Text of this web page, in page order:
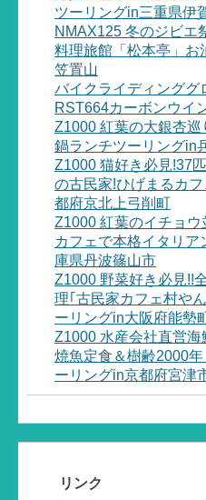
ツーリングin三重県伊
NMAX125 冬のジビエ
料理旅館「松本亭」お
笠置山
バイクライディンググ
RST664カーボンウイ
Z1000 紅葉の大銀杏
鍋ランチツーリングin
Z1000 猫好き必見!37
の古民家!ひげまるカ
都府京北上弓削町
Z1000 紅葉のイチョ
カフェで本格イタリ
庫県丹波篠山市
Z1000 野菜好き必見!!
理｢古民家カフェ村や
ーリングin大阪府能勢
Z1000 水産会社直営海
焼魚定食＆樹齢2000
ーリングin京都府宮津
リンク